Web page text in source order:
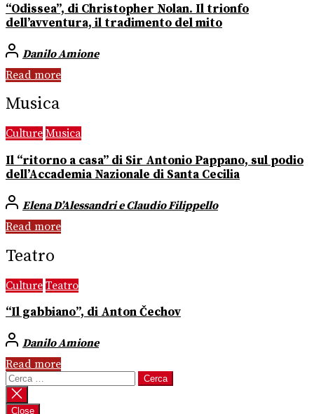
“Odissea”, di Christopher Nolan. Il trionfo
dell’avventura, il tradimento del mito
Danilo Amione
Read more
Musica
Culture Musica
Il “ritorno a casa” di Sir Antonio Pappano, sul podio
dell’Accademia Nazionale di Santa Cecilia
Elena D’Alessandri e Claudio Filippello
Read more
Teatro
Culture Teatro
“Il gabbiano”, di Anton Čechov
Danilo Amione
Read more
Ricerca
per:
Close